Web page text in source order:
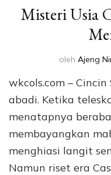
Misteri Usia
oleh Ajeng
wkcols.com –
abadi. Ketika
menatapnya
membayangkan
menghiasi langit
Namun riset era